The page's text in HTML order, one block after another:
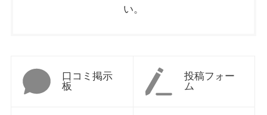
い。
口コミ掲示
板
投稿フォー
ム